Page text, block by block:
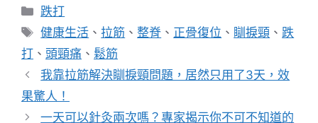
分
類
跌打
標
籤
健康生活 、 拉筋 、整脊 、 正骨復位 、 瞓捩頸 、 跌
打 、 頭頸痛 、 鬆筋
我靠拉筋解決瞓捩頸問題，居然只用了3天，效
果驚人！
一天可以針灸兩次嗎？專家揭示你不可不知道的